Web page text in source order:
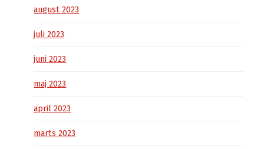
august 2023
juli 2023
juni 2023
maj 2023
april 2023
marts 2023